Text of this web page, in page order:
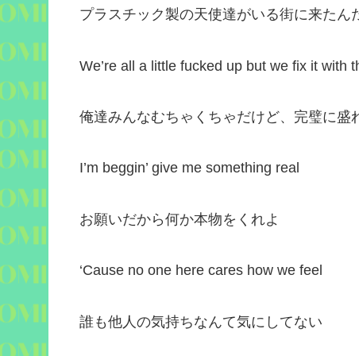
プラスチック製の天使達がいる街に来たん
We’re all a little fucked up but we fix it with
俺達みんなむちゃくちゃだけど、完璧に盛
I’m beggin’ give me something real
お願いだから何か本物をくれよ
‘Cause no one here cares how we feel
誰も他人の気持ちなんて気にしてない